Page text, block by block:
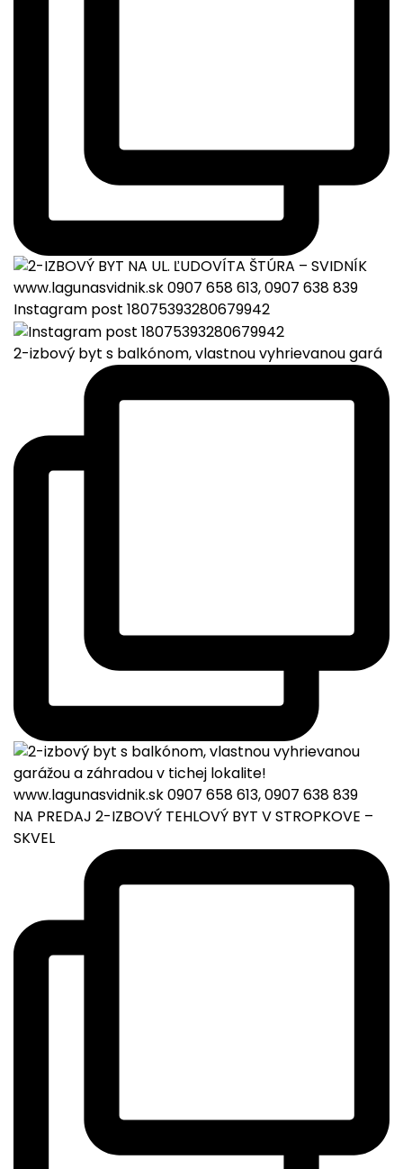
Instagram post 18075393280679942
2-izbový byt s balkónom, vlastnou vyhrievanou gará
NA PREDAJ 2-IZBOVÝ TEHLOVÝ BYT V STROPKOVE –
SKVEL